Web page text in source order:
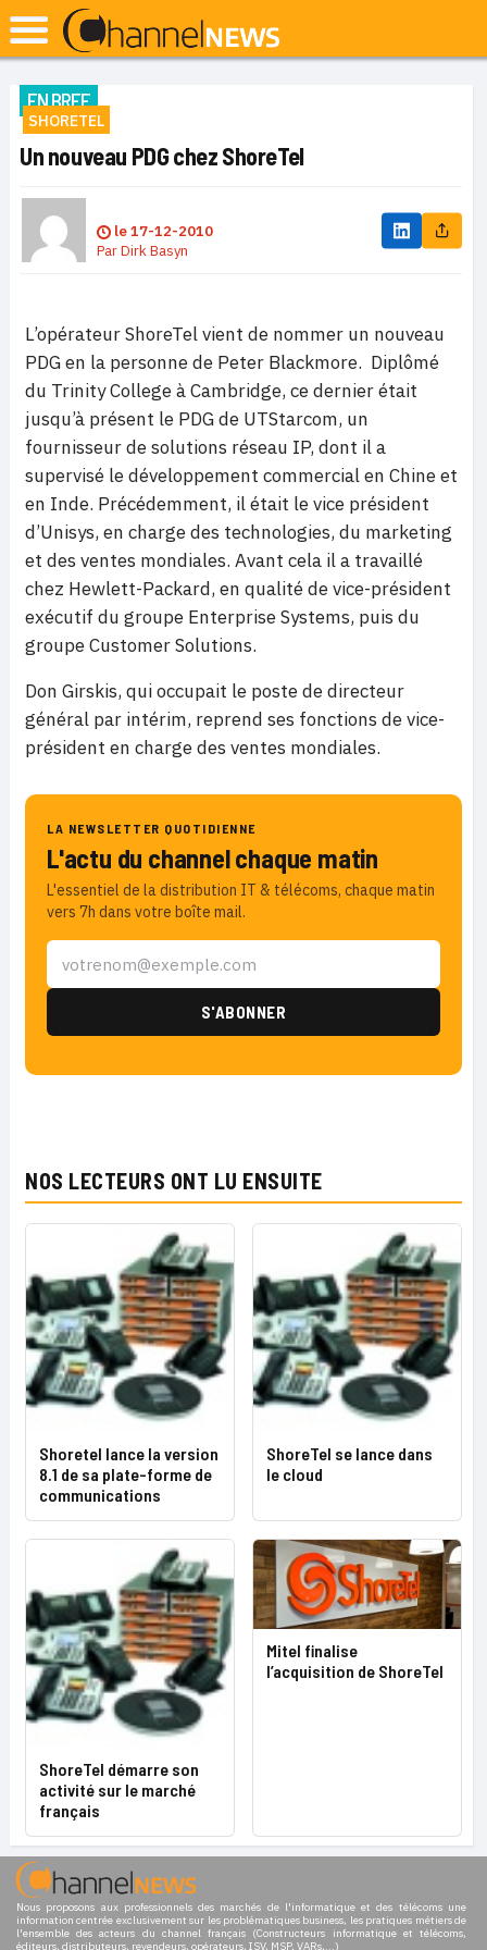
EN BREF
SHORETEL
Un nouveau PDG chez ShoreTel
le17-12-2010
ParDirk Basyn
L’opérateur ShoreTel vient de nommer un nouveau
PDG en la personne de Peter Blackmore. Diplômé
du Trinity College à Cambridge, ce dernier était
jusqu’à présent le PDG de UTStarcom, un
fournisseur de solutions réseau IP, dont il a
supervisé le développement commercial en Chine et
en Inde. Précédemment, il était le vice président
d’Unisys, en charge des technologies, du marketing
et des ventes mondiales. Avant cela il a travaillé
chez Hewlett-Packard, en qualité de vice-président
exécutif du groupe Enterprise Systems, puis du
groupe Customer Solutions.
Don Girskis, qui occupait le poste de directeur
général par intérim, reprend ses fonctions de vice-
président en charge des ventes mondiales.
LA NEWSLETTER QUOTIDIENNE
L'actu du channel chaque matin
L'essentiel de la distribution IT & télécoms, chaque matin
vers 7h dans votre boîte mail.
NOS LECTEURS ONT LU ENSUITE
Shoretel lance la version
8.1 de sa plate-forme de
communications
ShoreTel se lance dans
le cloud
ShoreTel démarre son
activité sur le marché
français
Mitel finalise
l’acquisition de ShoreTel
Nous proposons aux professionnels des marchés de l'informatique et des télécoms une
information centrée exclusivement sur les problématiques business, les pratiques métiers de
l'ensemble des acteurs du channel français (Constructeurs informatique et télécoms,
éditeurs, distributeurs, revendeurs, opérateurs, ISV, MSP, VARs,...)